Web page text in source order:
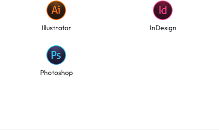
Illustrator InDesign
Photoshop